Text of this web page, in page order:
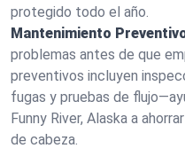
protegido todo el año.
Mantenimiento
problemas antes de que
preventivos incluyen
fugas y pruebas de
Funny River, Alaska a
de cabeza.